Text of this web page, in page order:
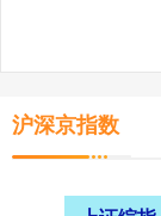
沪深京指数